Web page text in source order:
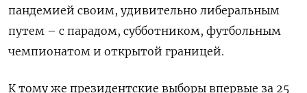
пандемией своим, удивительно либеральным
путем – с парадом, субботником, футбольным
чемпионатом и открытой границей.
К тому же президентские выборы впервые за 25